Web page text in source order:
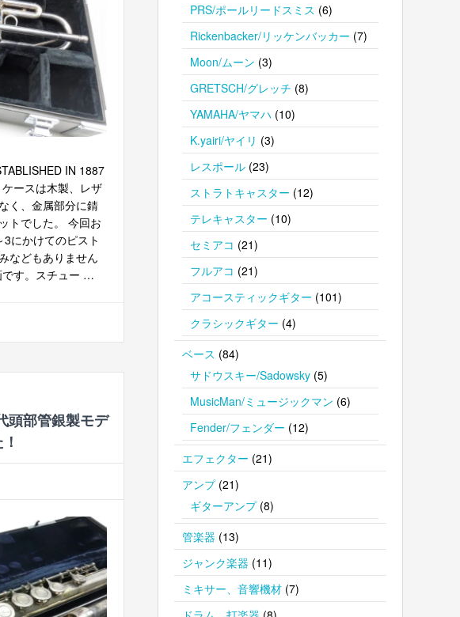
IN 1887
ースは木製、レザ
く、金属部分に錆
トでした。 今回お
にかけてのピスト
などもありません
です。スチュー …
頭部管銀製モデ
PRS/ポールリードスミス (6)
Rickenbacker/リッケンバッカー (7)
Moon/ムーン (3)
GRETSCH/グレッチ (8)
YAMAHA/ヤマハ (10)
K.yairi/ヤイリ (3)
レスポール (23)
ストラトキャスター (12)
テレキャスター (10)
セミアコ (21)
フルアコ (21)
アコースティックギター (101)
クラシックギター (4)
ベース (84)
サドウスキー/Sadowsky (5)
MusicMan/ミュージックマン (6)
Fender/フェンダー (12)
エフェクター (21)
アンプ(21)
ギターアンプ(8)
管楽器 (13)
ジャンク楽器 (11)
ミキサー、音響機材 (7)